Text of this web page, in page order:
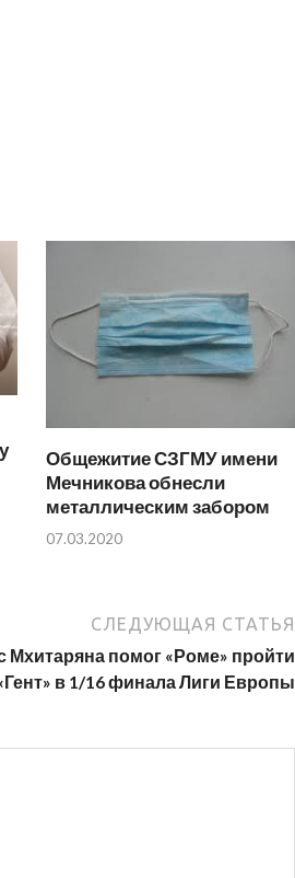
Общежитие СЗГМУ имени
Мечникова обнесли
металлическим забором
07.03.2020
СЛЕДУЮЩАЯ СТАТЬЯ
Мхитаряна помог «Роме» пройти
в 1/16 финала Лиги Европы